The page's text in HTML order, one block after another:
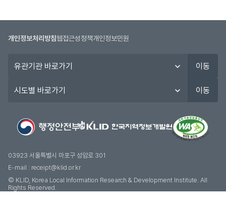
개인정보처리방침웹접근성정책개인정보민원
관
이동
도
기
이동
03923 서울특별시 마포구 성암로 301
E-mail : receipt@klid.or.kr
© KLID, Korea Local Information Research & Development Institute. AII
Rights Reserved.